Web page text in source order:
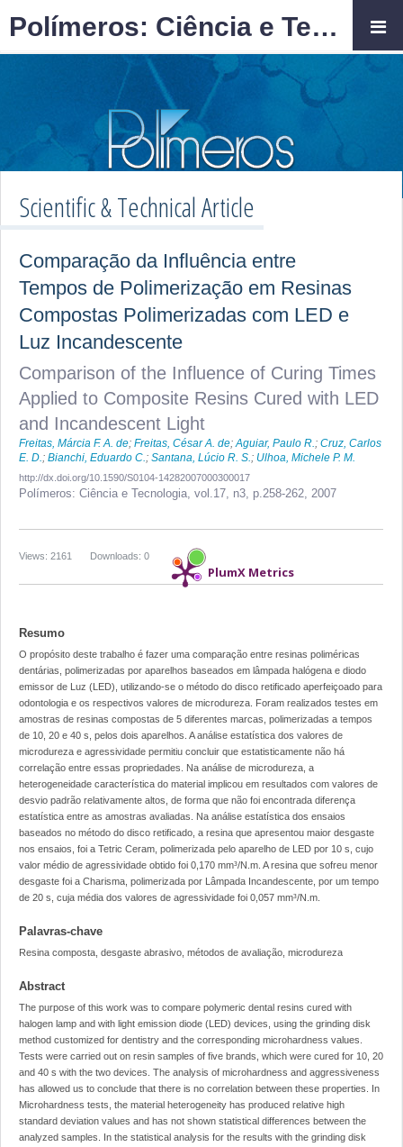
Scientific & Technical Article
Comparação da Influência entre
Tempos de Polimerização em Resinas
Compostas Polimerizadas com LED e
Luz Incandescente
Comparison of the Influence of Curing Times
Applied to Composite Resins Cured with LED
and Incandescent Light
Freitas, Márcia F. A. de; Freitas, César A. de;Aguiar, Paulo R.; Cruz, Carlos
E. D.; Bianchi, Eduardo C.; Santana, Lúcio R. S.; Ulhoa, Michele P. M.
http://dx.doi.org/10.1590/S0104-14282007000300017
Polímeros: Ciência e Tecnologia, vol.17, n3, p.258-262, 2007
PlumX Metrics
Downloads: 0
Views: 2161
Resumo
O propósito deste trabalho é fazer uma comparação entre resinas poliméricas
dentárias, polimerizadas por aparelhos baseados em lâmpada halógena e diodo
emissor de Luz (LED), utilizando-se o método do disco retificado aperfeiçoado para
odontologia e os respectivos valores de microdureza. Foram realizados testes em
amostras de resinas compostas de 5 diferentes marcas, polimerizadas a tempos
de 10, 20 e 40 s, pelos dois aparelhos. A análise estatística dos valores de
microdureza e agressividade permitiu concluir que estatisticamente não há
correlação entre essas propriedades. Na análise de microdureza, a
heterogeneidade característica do material implicou em resultados com valores de
desvio padrão relativamente altos, de forma que não foi encontrada diferença
estatística entre as amostras avaliadas. Na análise estatística dos ensaios
baseados no método do disco retificado, a resina que apresentou maior desgaste
nos ensaios, foi a Tetric Ceram, polimerizada pelo aparelho de LED por 10 s, cujo
valor médio de agressividade obtido foi 0,170 mm³/N.m. A resina que sofreu menor
desgaste foi a Charisma, polimerizada por Lâmpada Incandescente, por um tempo
de 20 s, cuja média dos valores de agressividade foi 0,057 mm³/N.m.
Palavras-chave
Resina composta, desgaste abrasivo, métodos de avaliação, microdureza
Abstract
The purpose of this work was to compare polymeric dental resins cured with
halogen lamp and with light emission diode (LED) devices, using the grinding disk
method customized for dentistry and the corresponding microhardness values.
Tests were carried out on resin samples of five brands, which were cured for 10, 20
and 40 s with the two devices. The analysis of microhardness and aggressiveness
has allowed us to conclude that there is no correlation between these properties. In
Microhardness tests, the material heterogeneity has produced relative high
standard deviation values and has not shown statistical differences between the
analyzed samples. In the statistical analysis for the results with the grinding disk
Polímeros: Ciência e Tecnologia